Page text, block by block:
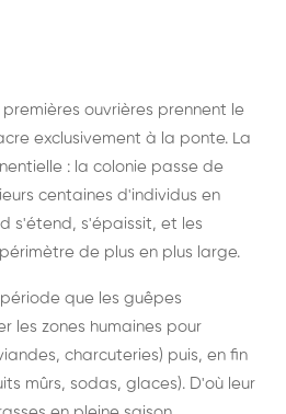
ouvrières prennent le
exclusivement à la ponte. La
: la colonie passe de
centaines d'individus en
s'étend, s'épaissit, et les
de plus en plus large.
que les guêpes
les zones humaines pour
charcuteries) puis, en fin
mûrs, sodas, glaces). D'où leur